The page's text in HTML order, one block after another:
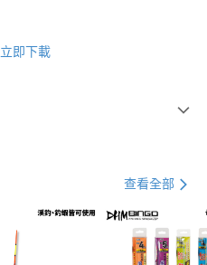
立即下載
21家銀行
查看全部